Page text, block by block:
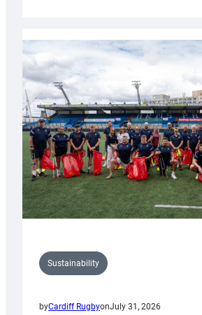
launches
special
Anniversary
Grogg
Sustainability
byCardiff RugbyonJuly 31, 2026